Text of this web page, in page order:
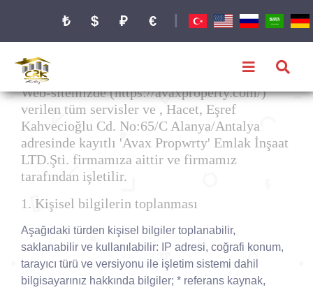
₺ $ ₽ €
Web-sitemizde (https://avaxproperty.com/)
verilen tüm servisler ve , Hacet, Eşref
Kahvecioğlu Cd. No:65/C Alanya/Antalya
adresinde kayıtlı 'Avax Propwrty' Emlak İnşaat
LTD.Şti. firmamıza aittir ve firmamız
tarafından işletilir.
1. Kişisel bilgilerin toplanması
Aşağıdaki türden kişisel bilgiler toplanabilir,
saklanabilir ve kullanılabilir: IP adresi, coğrafi konum,
tarayıcı türü ve versiyonu ile işletim sistemi dahil
bilgisayarınız hakkında bilgiler; * referans kaynak,